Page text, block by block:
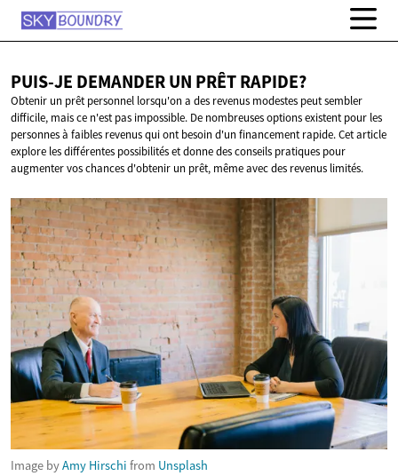
PUIS-JE DEMANDER UN PRÊT RAPIDE?
Obtenir un prêt personnel lorsqu'on a des revenus modestes peut sembler
difficile, mais ce n'est pas impossible. De nombreuses options existent pour les
personnes à faibles revenus qui ont besoin d'un financement rapide. Cet article
explore les différentes possibilités et donne des conseils pratiques pour
augmenter vos chances d'obtenir un prêt, même avec des revenus limités.
Image byAmy Hirschi from Unsplash